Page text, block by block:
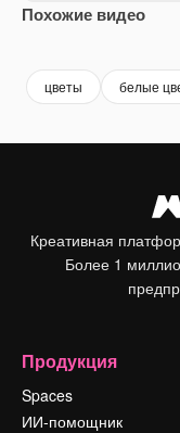
Похожие видео
цветы белые
Креативная
Более 1
Продукция
Spaces
ИИ-помощник